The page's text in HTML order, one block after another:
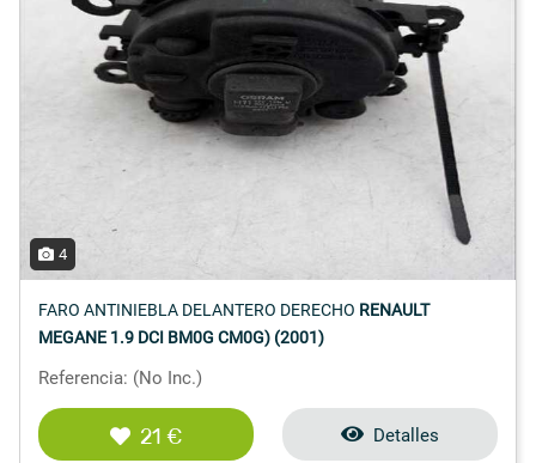
4
FARO ANTINIEBLA DELANTERO DERECHO RENAULT
MEGANE 1.9 DCI BM0G CM0G) (2001)
Referencia: (No Inc.)
21 € Detalles